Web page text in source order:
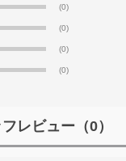
(0)
(0)
(0)
(0)
レビュー （0）